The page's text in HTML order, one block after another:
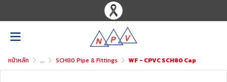
หน้าหลัก ... SCH80 Pipe & Fittings WF - CPVC SCH80 Cap